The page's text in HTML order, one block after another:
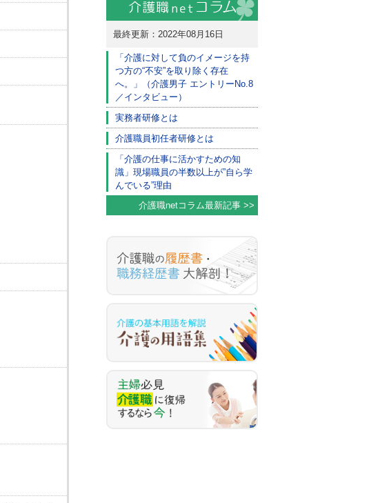
最終更新：2022年08月16日
「介護に対して負のイメージを持
つ方の“不安”を取り除く存在
へ。」（介護男子 エントリーNo.8
／インタビュー）
実務者研修とは
介護職員初任者研修とは
「介護の仕事に活かすための知
識」現場職員の半数以上が”自ら学
んでいる”理由
介護職netコラム最新記事 >>